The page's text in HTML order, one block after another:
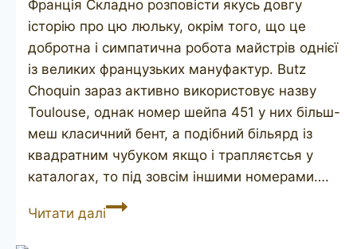
Франція Складно розповісти якусь довгу
історію про цю люльку, окрім того, що це
добротна і симпатична робота майстрів однієї
із великих французьких мануфактур. Butz
Choquin зараз активно використовує назву
Toulouse, однак номер шейпа 451 у них більш-
меш класичний бент, а подібний більярд із
квадратним чубуком якщо і трапляєтсья у
каталогах, то під зовсім іншими номерами….
Читати даліTOULOUSE